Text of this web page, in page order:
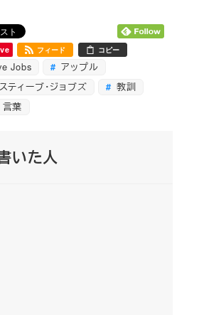
フィード コピー
Jobs
アップル
スティーブ・ジョブズ
教訓
言葉
いた人